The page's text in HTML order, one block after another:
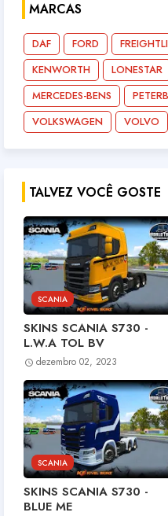
MARCAS
DAF FORD
KENWORTH
LONESTAR
MERCEDES-BENS
VOLKSWAGEN
VOLVO
TALVEZ VOCÊ GOSTE
SCANIA
SKINS SCANIA S730 -
L.W.A TOL BV
dezembro 02, 2023
SCANIA
SKINS SCANIA S730 -
BLUE ME